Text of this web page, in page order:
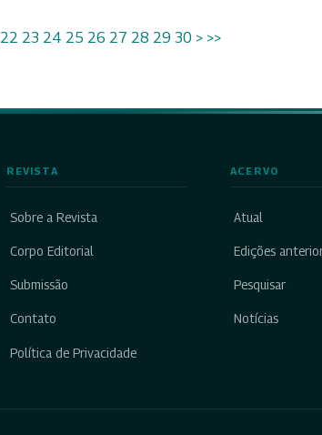
22 23 24 25 26 27 28 29 30 > >>
REVISTA
Sobre a Revista
Corpo Editorial
Submissão
Contato
Política de Privacidade
ACERVO
Atual
Edições
Pesquisar
Notícias